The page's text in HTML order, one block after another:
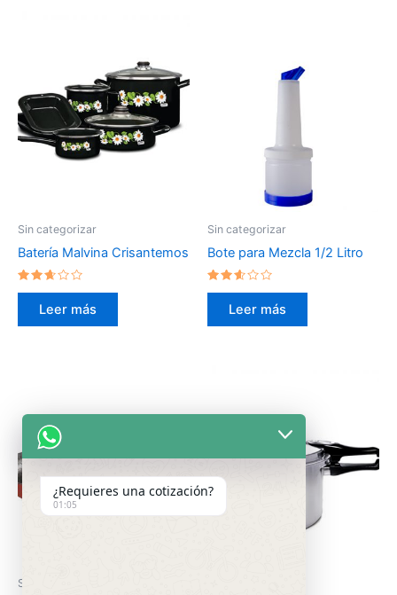
Sin categorizar
Batería Malvina Crisantemos
Valorado
2.54Leer más
Sin categorizar
Bote para Mezcla 1/2 Litro
Valorado
2.46Leer más
Sin categorizar
¿Requieres una cotización?
01:05